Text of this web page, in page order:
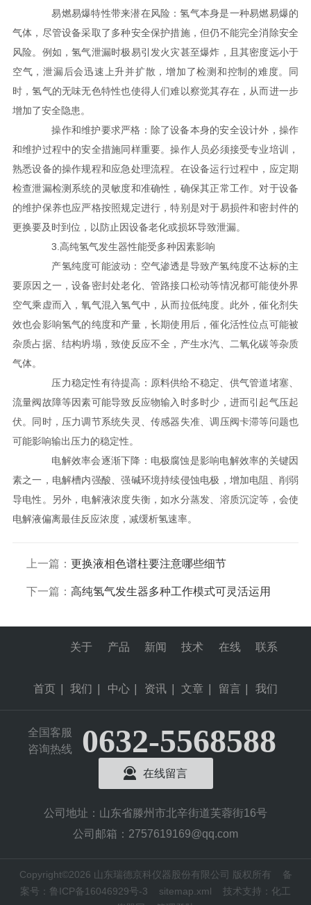
易燃易爆特性带来潜在风险：氢气本身是一种易燃易爆的
气体，尽管设备采取了多种安全保护措施，但仍不能完全消除安全
风险。例如，氢气泄漏时极易引发火灾甚至爆炸，且其密度远小于
空气，泄漏后会迅速上升并扩散，增加了检测和控制的难度。同
时，氢气的无味无色特性也使得人们难以察觉其存在，从而进一步
增加了安全隐患。
操作和维护要求严格：除了设备本身的安全设计外，操作
和维护过程中的安全措施同样重要。操作人员必须接受专业培训，
熟悉设备的操作规程和应急处理流程。在设备运行过程中，应定期
检查泄漏检测系统的灵敏度和准确性，确保其正常工作。对于设备
的维护保养也应严格按照规定进行，特别是对于易损件和密封件的
更换要及时到位，以防止因设备老化或损坏导致泄漏。
3.高纯氢气发生器性能受多种因素影响
产氢纯度可能波动：空气渗透是导致产氢纯度不达标的主
要原因之一，设备密封处老化、管路接口松动等情况都可能使外界
空气乘虚而入，氧气混入氢气中，从而拉低纯度。此外，催化剂失
效也会影响氢气的纯度和产量，长期使用后，催化活性位点可能被
杂质占据、结构坍塌，致使反应不全，产生水汽、二氧化碳等杂质
气体。
压力稳定性有待提高：原料供给不稳定、供气管道堵塞、
流量阀故障等因素可能导致反应物输入时多时少，进而引起气压起
伏。同时，压力调节系统失灵、传感器失准、调压阀卡滞等问题也
可能影响输出压力的稳定性。
电解效率会逐渐下降：电极腐蚀是影响电解效率的关键因
素之一，电解槽内强酸、强碱环境持续侵蚀电极，增加电阻、削弱
导电性。另外，电解液浓度失衡，如水分蒸发、溶质沉淀等，会使
电解液偏离最佳反应浓度，减缓析氢速率。
上一篇： 更换液相色谱柱要注意哪些细节
下一篇： 高纯氢气发生器多种工作模式可灵活运用
首页
关于
我们
产品
中心
新闻
资讯
技术
文章
在线
留言
联系
我们
全国客服
咨询热线
0632-5568588
在线留言
公司地址：山东省滕州市北辛街道芙蓉街16号
公司邮箱：2757619169@qq.com
Copyright©2026 山东瑞德京科仪器股份有限公司 版权所有 备
案号：鲁ICP备16046929号-3
sitemap.xml 技术支持： 化工